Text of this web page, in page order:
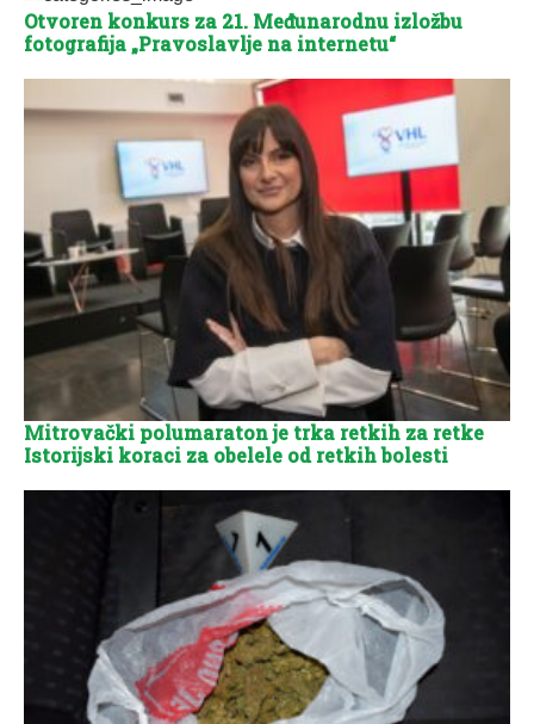
Otvoren konkurs za 21. Međunarodnu izložbu
fotografija „Pravoslavlje na internetu“
Mitrovački polumaraton je trka retkih za retke
Istorijski koraci za obelele od retkih bolesti